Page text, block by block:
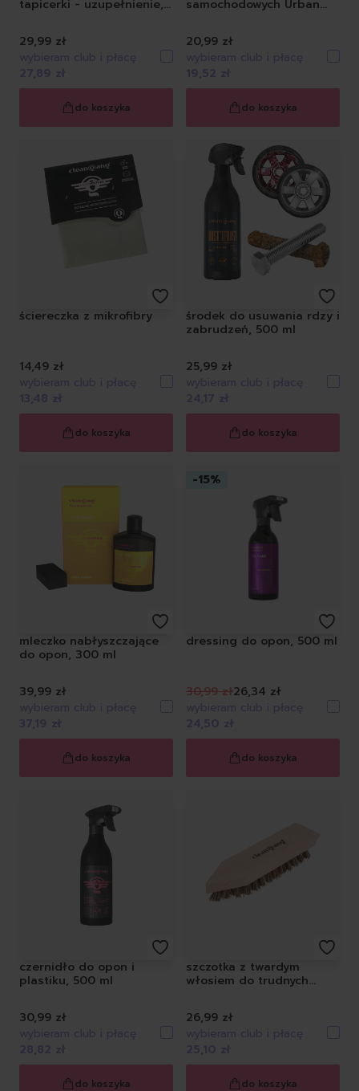
tapicerki - uzupełnienie,
29,99 zł
do koszyka
samochodowych Urban
20,99 zł
do koszyka
ściereczka z mikrofibry
14,49 zł
do koszyka
środek do usuwania rdzy i
zabrudzeń, 500 ml
25,99 zł
do koszyka
mleczko nabłyszczające
do opon, 300 ml
39,99 zł
do koszyka
-15%
dressing do opon, 500 ml
30,99 zł26,34 zł
do koszyka
czernidło do opon i
plastiku, 500 ml
30,99 zł
do koszyka
szczotka z twardym
włosiem do trudnych
26,99 zł
do koszyka